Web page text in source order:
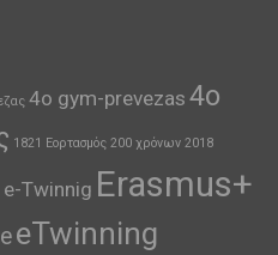
4o gym-prevezas 4ο
1821 Εορτασμός 200 χρόνων 2018
e-Twinnig Erasmus+
eTwinning